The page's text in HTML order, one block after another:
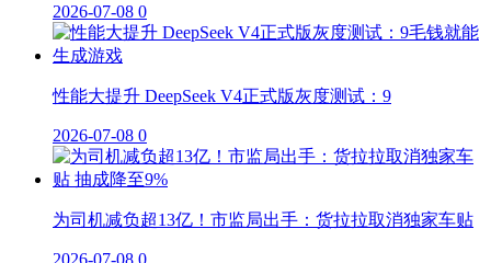
2026-07-08 0
性能大提升 DeepSeek V4正式版灰度测试：9
2026-07-08 0
为司机减负超13亿！市监局出手：货拉拉取消独家车贴
2026-07-08 0